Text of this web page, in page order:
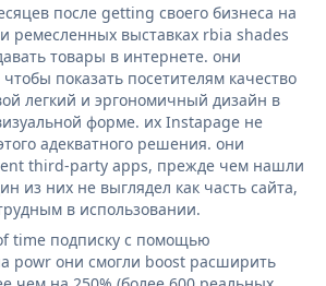
после getting своего бизнеса на
ремесленных выставках rbia shades
товары в интернете. они
показать посетителям качество
легкий и эргономичный дизайн в
форме. их Instapage не
адекватного решения. они
third-party apps, прежде чем нашли
из них не выглядел как часть сайта,
в использовании.
time подписку с помощью
powr они смогли boost расширить